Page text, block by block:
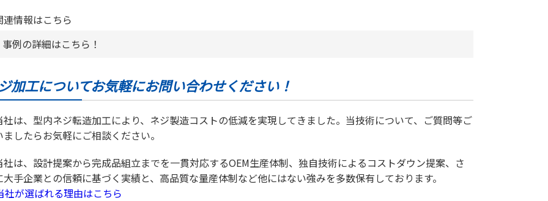
連情報はこちら
事例の詳細はこちら！
加工についてお気軽にお問い合わせください！
社は、型内ネジ転造加工により、ネジ製造コストの低減を実現してきました。当技術について、ご質問等ご
ましたらお気軽にご相談ください。
社は、設計提案から完成品組立までを一貫対応するOEM生産体制、独自技術によるコストダウン提案、さ
大手企業との信頼に基づく実績と、高品質な量産体制など他にはない強みを多数保有しております。
社が選ばれる理由はこちら